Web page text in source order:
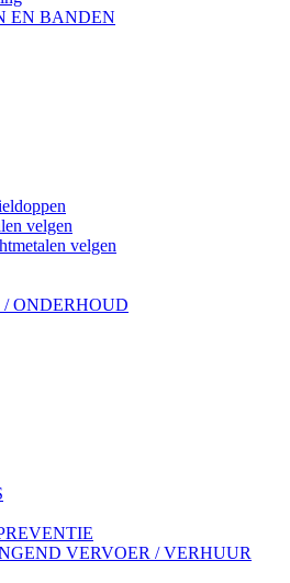
EN BANDEN
velgen
velgen
/ ONDERHOUD
VERVOER / VERHUUR